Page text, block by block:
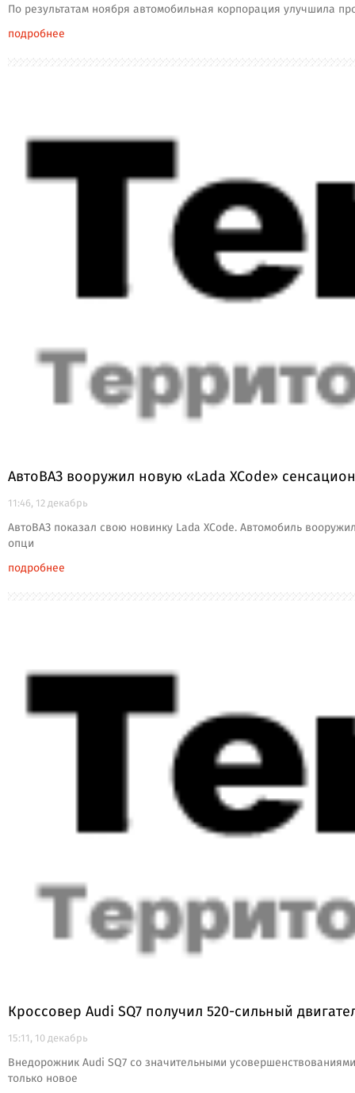
По результатам ноября автомобильная корпорация улучшила
подробнее
АвтоВАЗ вооружил новую «Lada XCode»
11:46, 12 декабрь
АвтоВАЗ показал свою новинку Lada XCode. Автомобиль
опци
подробнее
Кроссовер Audi SQ7 получил 520-сильный
15:11, 10 декабрь
Внедорожник Audi SQ7 со значительными
только новое